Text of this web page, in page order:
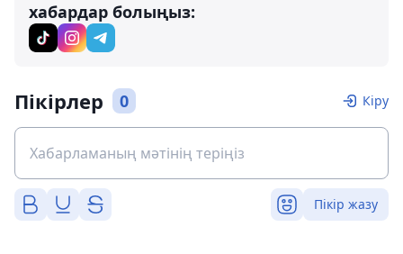
хабардар болыңыз:
Пікірлер 0 Кіру
Пікір жазу